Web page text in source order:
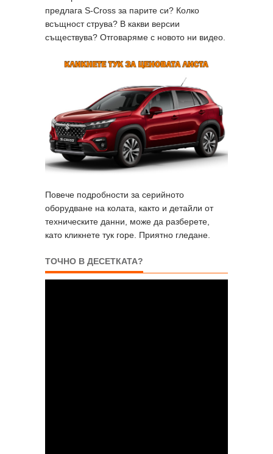
предлага S-Cross за парите си? Колко
всъщност струва? В какви версии
съществува? Отговаряме с новото ни видео.
Повече подробности за серийното
оборудване на колата, както и детайли от
техническите данни, може да разберете,
като кликнете тук горе. Приятно гледане.
ТОЧНО В ДЕСЕТКАТА?